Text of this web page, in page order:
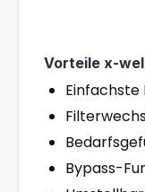
Vorteile x-
Einfachste
Bypass-